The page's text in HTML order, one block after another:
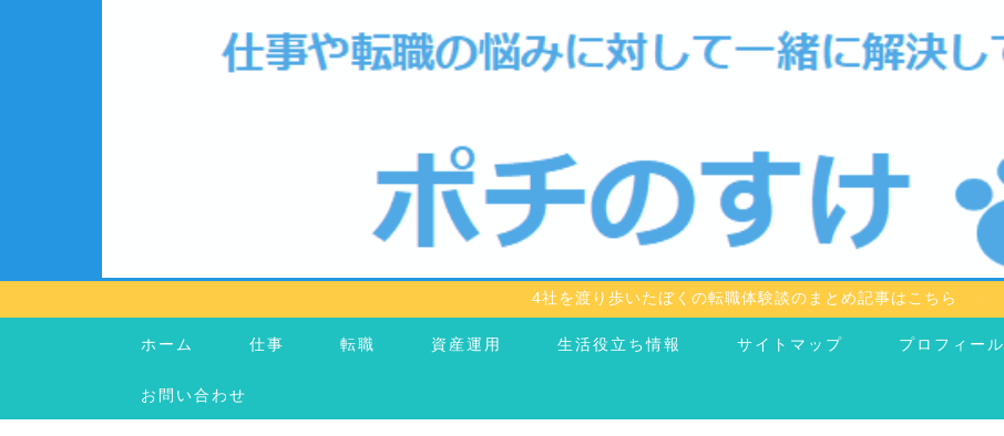
4社を渡り歩いたぼくの転職体験談のまとめ記事はこちら
ホーム 仕事 転職 資産運用 生活役立ち情報 サイトマップ プロフィール
お問い合わせ